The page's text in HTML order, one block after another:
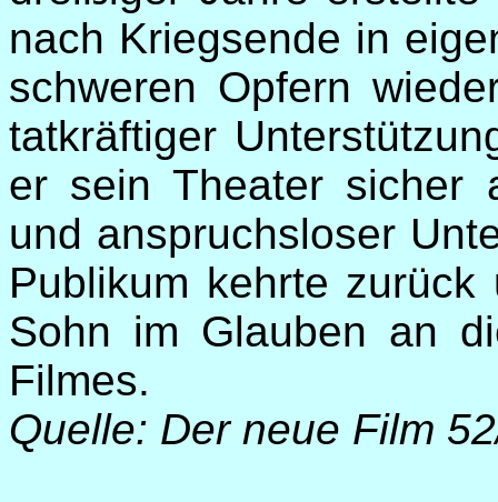
nach Kriegsende in
schweren Opfern
tatkräftiger
er sein Theater sicher
und anspruchsloser
Publikum kehrte
Sohn im Glauben an
Filmes.
Quelle: Der neue Film